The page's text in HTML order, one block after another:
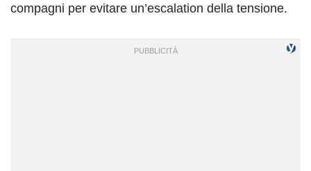
compagni per evitare un’escalation della tensione.